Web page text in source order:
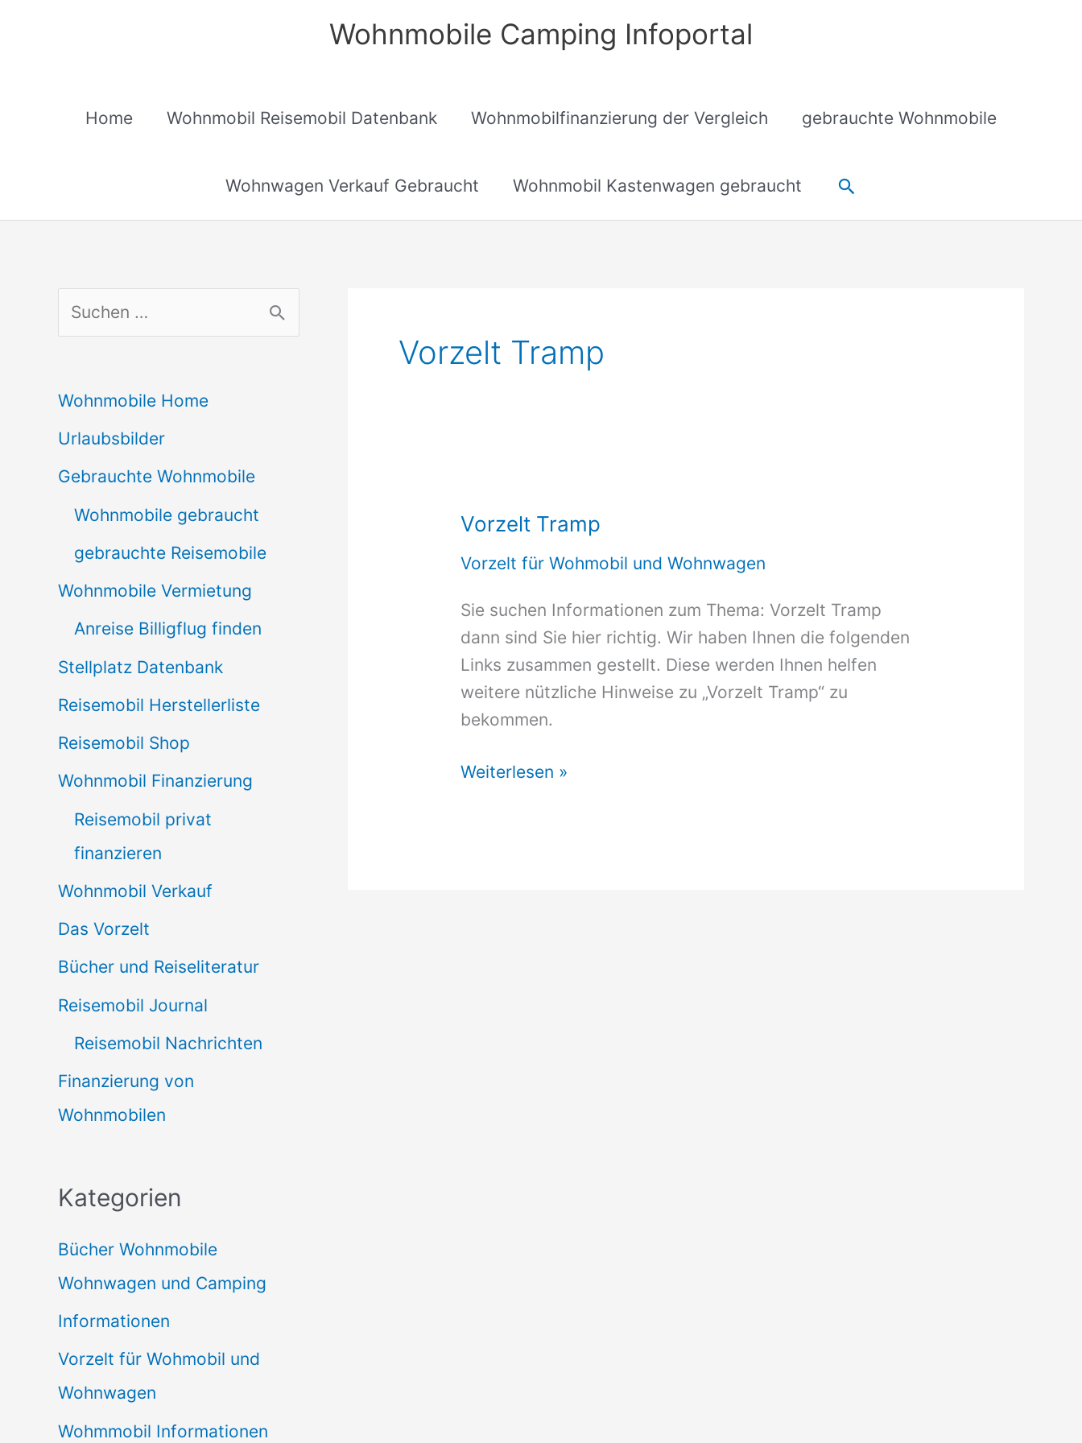
Wohnmobile Camping Infoportal
Home Wohnmobil Reisemobil Datenbank Wohnmobilfinanzierung der Vergleich gebrauchte Wohnmobile
Wohnwagen Verkauf Gebraucht Wohnmobil Kastenwagen gebraucht Suchen
u
h
e
n
Wohnmobile Home
Urlaubsbilder
Gebrauchte Wohnmobile
Wohnmobile gebraucht
gebrauchte Reisemobile
Wohnmobile Vermietung
Anreise Billigflug finden
Stellplatz Datenbank
Reisemobil Herstellerliste
Reisemobil Shop
Wohnmobil Finanzierung
Reisemobil privat
finanzieren
Wohnmobil Verkauf
Das Vorzelt
Bücher und Reiseliteratur
Reisemobil Journal
Reisemobil Nachrichten
Finanzierung von
Wohnmobilen
Kategorien
Bücher Wohnmobile
Wohnwagen und Camping
Informationen
Vorzelt für Wohmobil und
Wohnwagen
Wohmmobil Informationen
Vorzelt Tramp
Vorzelt Tramp
Vorzelt für Wohmobil und Wohnwagen
Sie suchen Informationen zum Thema: Vorzelt Tramp
dann sind Sie hier richtig. Wir haben Ihnen die folgenden
Links zusammen gestellt. Diese werden Ihnen helfen
weitere nützliche Hinweise zu „Vorzelt Tramp“ zu
bekommen.
Vorzelt
Weiterlesen »